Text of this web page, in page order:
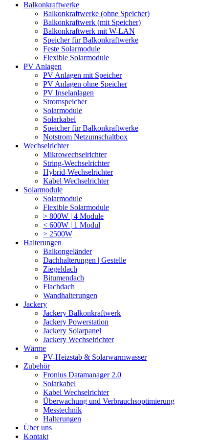
Balkonkraftwerke
Balkonkraftwerke (ohne Speicher)
Balkonkraftwerk (mit Speicher)
Balkonkraftwerk mit W-LAN
Speicher für Balkonkraftwerke
Feste Solarmodule
Flexible Solarmodule
PV Anlagen
PV Anlagen mit Speicher
PV Anlagen ohne Speicher
PV Inselanlagen
Stromspeicher
Solarmodule
Solarkabel
Speicher für Balkonkraftwerke
Notstrom Netzumschaltbox
Wechselrichter
Mikrowechselrichter
String-Wechselrichter
Hybrid-Wechselrichter
Kabel Wechselrichter
Solarmodule
Solarmodule
Flexible Solarmodule
> 800W | 4 Module
< 600W | 1 Modul
> 2500W
Halterungen
Balkongeländer
Dachhalterungen | Gestelle
Ziegeldach
Bitumendach
Flachdach
Wandhalterungen
Jackery
Jackery Balkonkraftwerk
Jackery Powerstation
Jackery Solarpanel
Jackery Wechselrichter
Wärme
PV-Heizstab & Solarwarmwasser
Zubehör
Fronius Datamanager 2.0
Solarkabel
Kabel Wechselrichter
Überwachung und Verbrauchsoptimierung
Messtechnik
Halterungen
Über uns
Kontakt